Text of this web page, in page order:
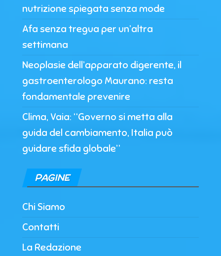
nutrizione spiegata senza mode
Afa senza tregua per un’altra
settimana
Neoplasie dell’apparato digerente, il
gastroenterologo Maurano: resta
fondamentale prevenire
Clima, Vaia: “Governo si metta alla
guida del cambiamento, Italia può
guidare sfida globale”
PAGINE
Chi Siamo
Contatti
La Redazione